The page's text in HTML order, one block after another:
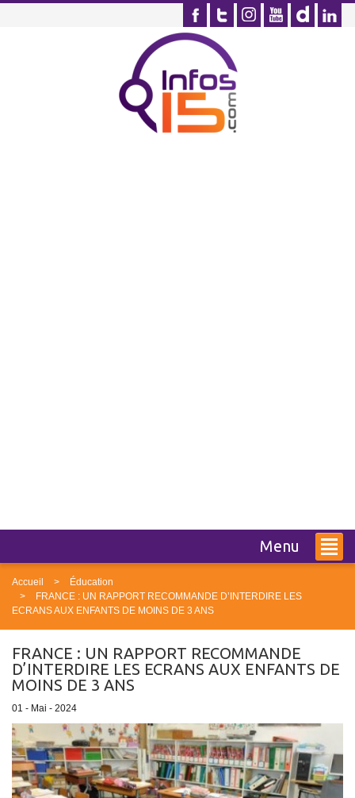
Menu
Accueil
Éducation
FRANCE : UN RAPPORT RECOMMANDE D’INTERDIRE LES
ECRANS AUX ENFANTS DE MOINS DE 3 ANS
FRANCE : UN RAPPORT RECOMMANDE
D’INTERDIRE LES ECRANS AUX ENFANTS DE
MOINS DE 3 ANS
01 - Mai - 2024